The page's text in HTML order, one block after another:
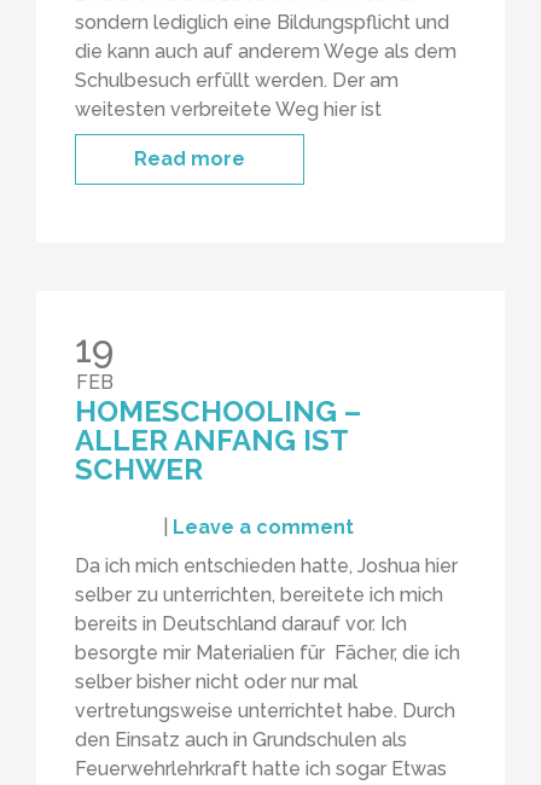
sondern lediglich eine Bildungspflicht und
die kann auch auf anderem Wege als dem
Schulbesuch erfüllt werden. Der am
weitesten verbreitete Weg hier ist
Read more
19
FEB
HOMESCHOOLING –
ALLER ANFANG IST
SCHWER
Leave a comment
Da ich mich entschieden hatte, Joshua hier
selber zu unterrichten, bereitete ich mich
bereits in Deutschland darauf vor. Ich
besorgte mir Materialien für Fächer, die ich
selber bisher nicht oder nur mal
vertretungsweise unterrichtet habe. Durch
den Einsatz auch in Grundschulen als
Feuerwehrlehrkraft hatte ich sogar Etwas